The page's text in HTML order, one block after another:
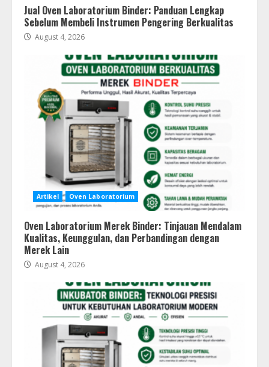
Jual Oven Laboratorium Binder: Panduan Lengkap
Sebelum Membeli Instrumen Pengering Berkualitas
August 4, 2026
Artikel Oven Laboratorium
Oven Laboratorium Merek Binder: Tinjauan Mendalam
Kualitas, Keunggulan, dan Perbandingan dengan
Merek Lain
August 4, 2026